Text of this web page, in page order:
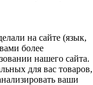
на сайте (язык,
более
нашего сайта.
для вас товаров,
ваши